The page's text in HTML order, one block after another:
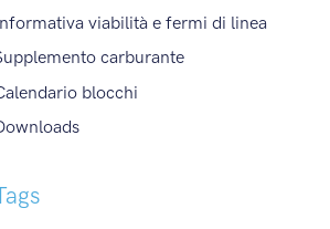
viabilità e fermi di linea
carburante
blocchi